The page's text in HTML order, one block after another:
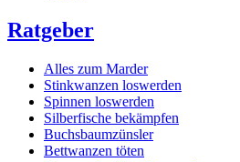
Ratgeber
Alles zum Marder
Stinkwanzen loswerden
Spinnen loswerden
Silberfische bekämpfen
Buchsbaumzünsler
Bettwanzen töten